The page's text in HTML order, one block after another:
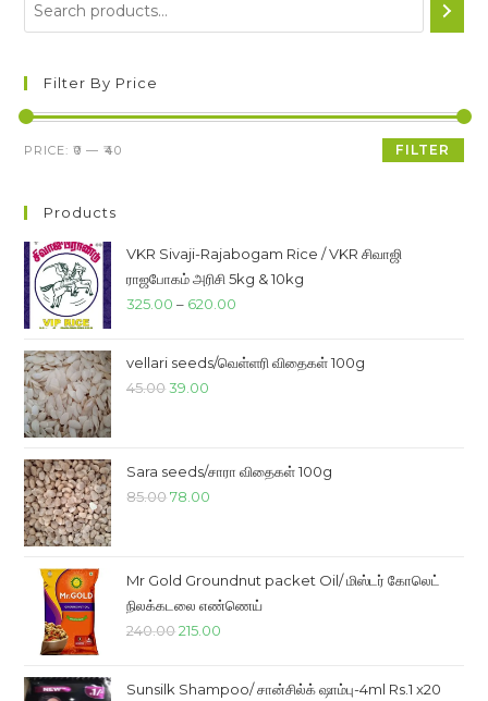
Filter By Price
Min
Max
FILTER
PRICE:₹0 —₹40
Products
VKR Sivaji-Rajabogam Rice / VKR சிவாஜி
ராஜபோகம் அரிசி 5kg & 10kg
325.00 – 620.00
₹325.00
vellari seeds/வெள்ளரி விதைகள் 100g
45.00Original
₹45.00.
39.00
₹39.00.
Sara seeds/சாரா விதைகள் 100g
85.00Original
₹85.00.
78.00
₹78.00.
Mr Gold Groundnut packet Oil/ மிஸ்டர் கோலெட்
நிலக்கடலை எண்ணெய்
240.00Original
was:
215.00
is:
Sunsilk Shampoo/ சான்சில்க் ஷாம்பு-4ml Rs.1 x20